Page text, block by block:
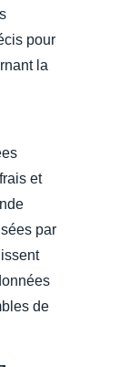
pour
la
et
par
de